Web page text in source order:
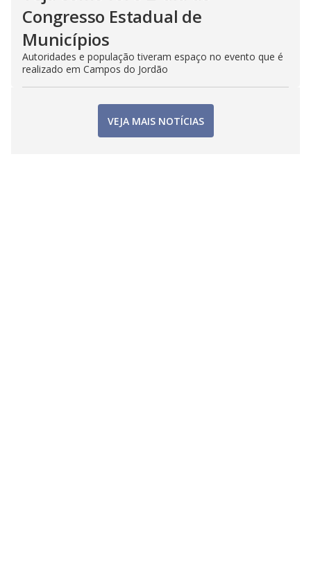
Congresso Estadual de
Municípios
Autoridades e população tiveram espaço no evento que é
realizado em Campos do Jordão
VEJA MAIS NOTÍCIAS